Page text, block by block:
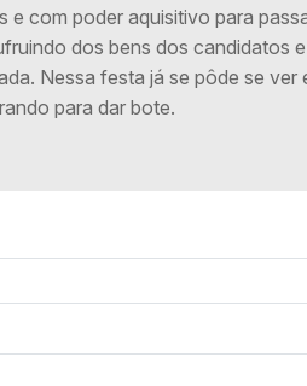
e com poder aquisitivo para
dos bens dos candidatos
Nessa festa já se pôde se ver
para dar bote.